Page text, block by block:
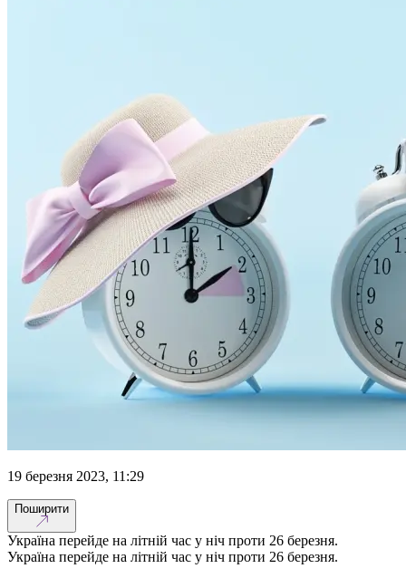
19 березня 2023, 11:29
Поширити
Україна перейде на літній час у ніч проти 26 березня.
Україна перейде на літній час у ніч проти 26 березня.